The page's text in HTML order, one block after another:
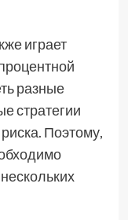
играет
разные
стратегии
Поэтому,